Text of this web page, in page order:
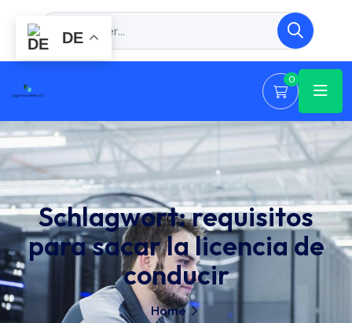
0
Schlagwort:requisitos
para sacar la licencia de
conducir
Home
DE